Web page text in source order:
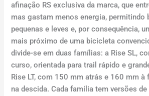
afinação RS exclusiva da marca, que
mas gastam menos energia, permitindo
pequenas e leves e, por consequência,
mais próximo de uma bicicleta
divide-se em duas famílias: a Rise SL,
curso, orientada para trail rápido e
Rise LT, com 150 mm atrás e 160 mm à
na descida. Cada família tem versões de